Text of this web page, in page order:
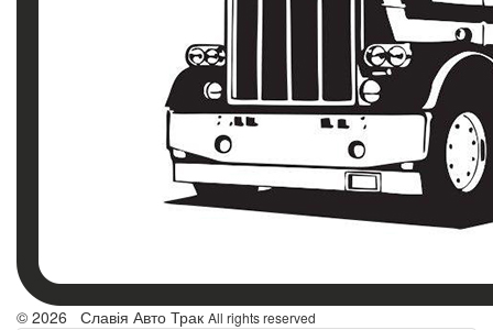
© 2026 Славія Авто Трак All rights reserved